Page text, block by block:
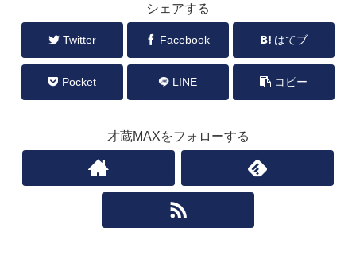
シェアする
Twitter Facebook はてブ
Pocket LINE コピー
才蔵MAXをフォローする